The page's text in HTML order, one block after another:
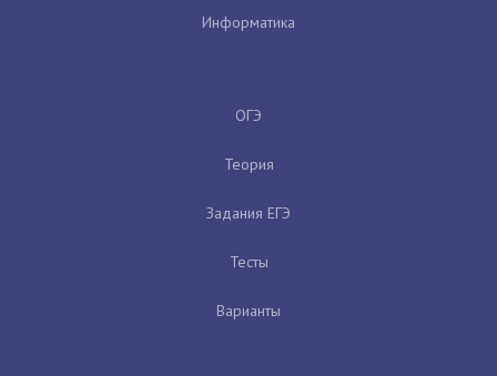
Информатика
ОГЭ
Теория
Задания ЕГЭ
Тесты
Варианты